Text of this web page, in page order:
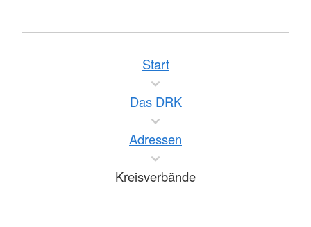
Start
Das DRK
Adressen
Kreisverbände